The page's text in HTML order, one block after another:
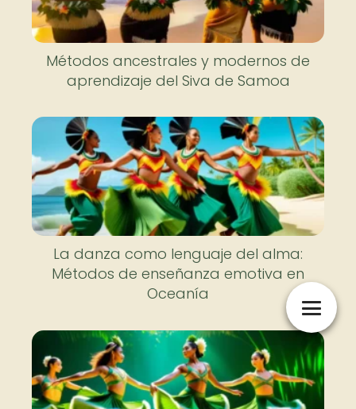
Métodos ancestrales y modernos de
aprendizaje del Siva de Samoa
La danza como lenguaje del alma:
Métodos de enseñanza emotiva en
Oceanía